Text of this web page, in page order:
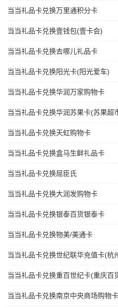
当当礼品卡兑换万里通积分卡
当当礼品卡兑换壹钱包(壹卡会)
当当礼品卡兑换去哪儿礼品卡
当当礼品卡兑换阳光卡(阳光爱车)
当当礼品卡兑换华润万家购物卡
当当礼品卡兑换华润苏果卡(苏果超
当当礼品卡兑换天虹购物卡
当当礼品卡兑换盒马生鲜礼品卡
当当礼品卡兑换屈臣氏
当当礼品卡兑换大润发购物卡
当当礼品卡兑换银泰百货银泰卡
当当礼品卡兑换物美/美通卡
当当礼品卡兑换世纪联华充值卡(杭
当当礼品卡兑换重百世纪卡(重庆百
当当礼品卡兑换南京中央商场购物卡